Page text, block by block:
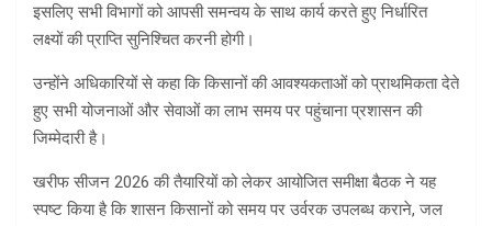
इसलिए सभी विभागों को आपसी समन्वय के साथ कार्य करते हुए निर्धारित
लक्ष्यों की प्राप्ति सुनिश्चित करनी होगी।
उन्होंने अधिकारियों से कहा कि किसानों की आवश्यकताओं को प्राथमिकता देते
हुए सभी योजनाओं और सेवाओं का लाभ समय पर पहुंचाना प्रशासन की
जिम्मेदारी है।
खरीफ सीजन 2026 की तैयारियों को लेकर आयोजित समीक्षा बैठक ने यह
स्पष्ट किया है कि शासन किसानों को समय पर उर्वरक उपलब्ध कराने, जल